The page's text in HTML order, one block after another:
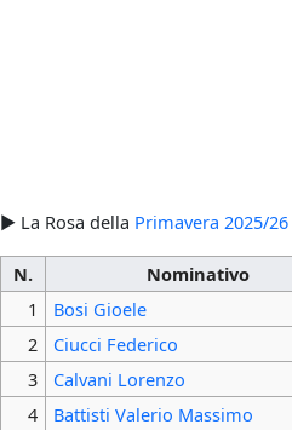
► La Rosa della Primavera 2025/26
N. Nominativo
1
Bosi Gioele
2
Ciucci Federico
3
Calvani Lorenzo
4
Battisti Valerio Massimo